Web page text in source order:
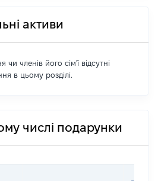
активи
чи членів його сім'ї відсутні
в цьому розділі.
числі подарунки